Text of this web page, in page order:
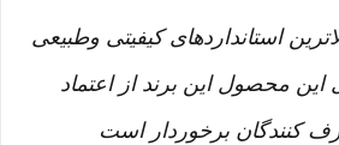
استانداردهای کیفیتی وطبیعی
این محصول این برند از اعتماد
کنندگان برخوردار است